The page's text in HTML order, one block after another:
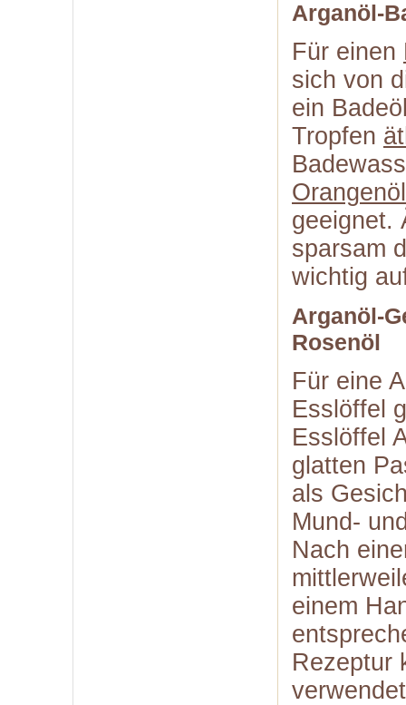
Arganöl-
Für einen
sich von
ein
Tropfen
Orangenöl
geeignet.
sparsam
wichtig
Arganöl-
Rosenöl
Für eine
Esslöffel
Esslöffel
glatten
als
Mund-
Nach
einem
Rezeptur